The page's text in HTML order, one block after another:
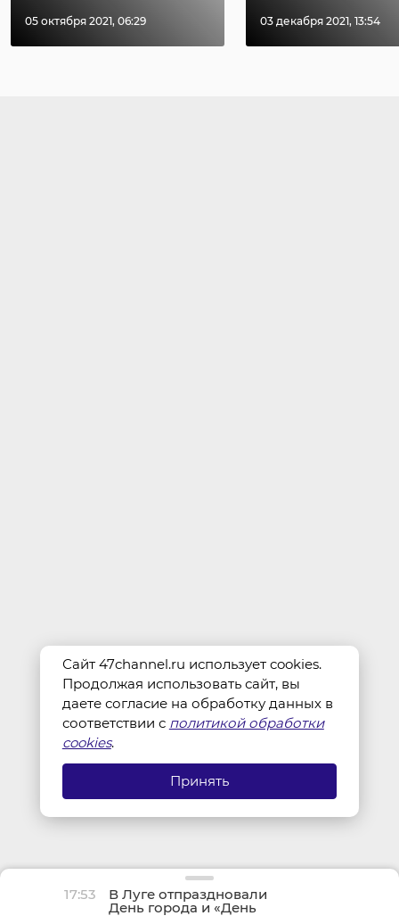
05 октября 2021, 06:29 03 декабря 2021, 13:54
17:53 В Луге отпраздновали
День города и «День
Сайт 47channel.ru использует cookies.
Продолжая использовать сайт, вы
даете согласие на обработку данных в
соответствии с политикой обработки
cookies.
Принять